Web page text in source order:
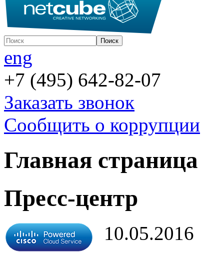
eng
+7 (495) 642-82-07
Заказать звонок
Сообщить о коррупции
Главная страница
Пресс-центр
10.05.2016